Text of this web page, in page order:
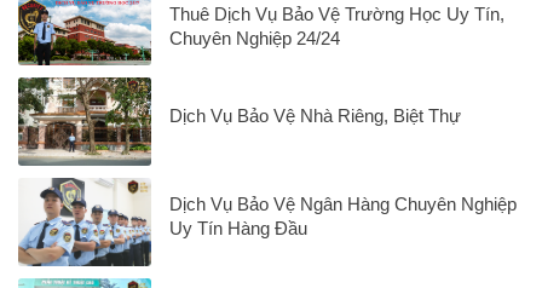
Thuê Dịch Vụ Bảo Vệ Trường Học Uy Tín,
Chuyên Nghiệp 24/24
Dịch Vụ Bảo Vệ Nhà Riêng, Biệt Thự
Dịch Vụ Bảo Vệ Ngân Hàng Chuyên Nghiệp
Uy Tín Hàng Đầu